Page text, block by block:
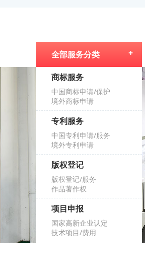
全部服务分类
商标服务
中国商标申请/保护
境外商标申请
专利服务
中国专利申请/服务
境外专利申请
版权登记
版权登记/服务
作品著作权
项目申报
国家高新企业认定
技术项目/费用